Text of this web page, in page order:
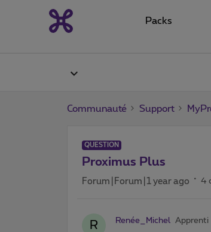
Packs
Communauté Support
QUESTION
Proximus Plus
Forum|Forum|1 year ago 4
R Renée_Michel Apprenti